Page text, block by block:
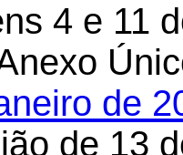
4 e 11
de
de 13